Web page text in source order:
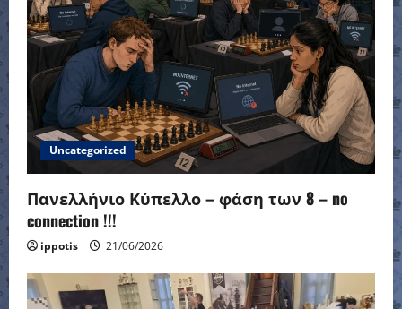
Uncategorized
Πανελλήνιο Κύπελλο – φάση των 8 – no
connection !!!
ippotis 21/06/2026